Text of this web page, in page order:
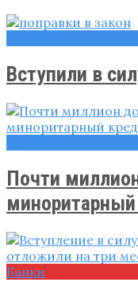
Вступили в
Почти
Банки